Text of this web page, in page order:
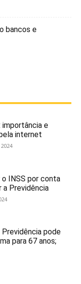
bancos e
importância e
internet
INSS por conta
a Previdência
Previdência pode
para 67 anos;